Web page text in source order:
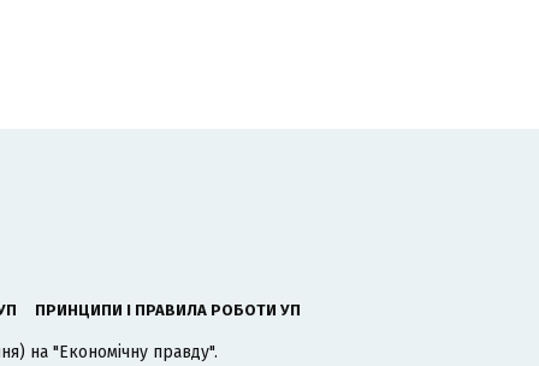
ПРИНЦИПИ І ПРАВИЛА РОБОТИ УП
на "Економічну правду".